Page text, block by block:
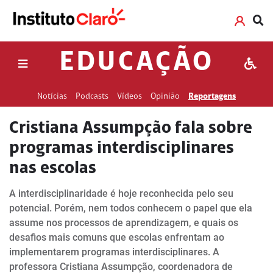
EDUCAÇÃO
Notícias Podcasts Vídeos Opinião Reportagens
Cristiana Assumpção fala sobre
programas interdisciplinares
nas escolas
A interdisciplinaridade é hoje reconhecida pelo seu
potencial. Porém, nem todos conhecem o papel que ela
assume nos processos de aprendizagem, e quais os
desafios mais comuns que escolas enfrentam ao
implementarem programas interdisciplinares. A
professora Cristiana Assumpção, coordenadora de